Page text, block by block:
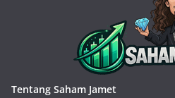
Tentang Saham Jamet